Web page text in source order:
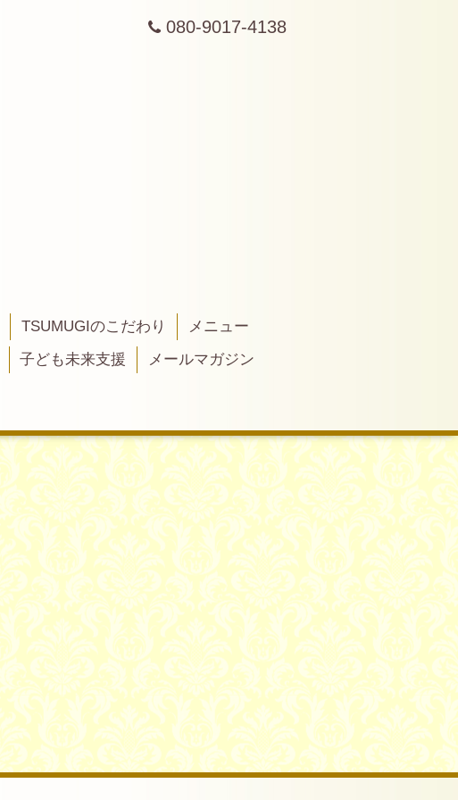
080-9017-4138
TSUMUGIのこだわり
メニュー
子ども未来支援
メールマガジン